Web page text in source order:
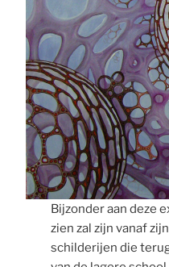
Bijzonder aan deze
zien zal zijn vanaf
schilderijen die